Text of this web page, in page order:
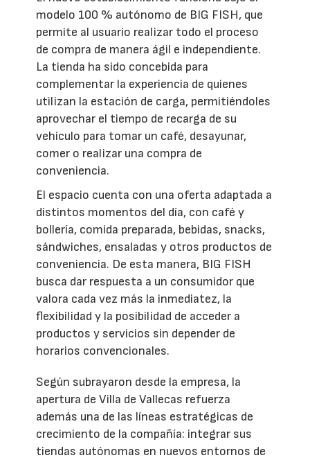
modelo 100 % autónomo de BIG FISH, que
permite al usuario realizar todo el proceso
de compra de manera ágil e independiente.
La tienda ha sido concebida para
complementar la experiencia de quienes
utilizan la estación de carga, permitiéndoles
aprovechar el tiempo de recarga de su
vehículo para tomar un café, desayunar,
comer o realizar una compra de
conveniencia.
El espacio cuenta con una oferta adaptada a
distintos momentos del día, con café y
bollería, comida preparada, bebidas, snacks,
sándwiches, ensaladas y otros productos de
conveniencia. De esta manera, BIG FISH
busca dar respuesta a un consumidor que
valora cada vez más la inmediatez, la
flexibilidad y la posibilidad de acceder a
productos y servicios sin depender de
horarios convencionales.
Según subrayaron desde la empresa, la
apertura de Villa de Vallecas refuerza
además una de las líneas estratégicas de
crecimiento de la compañía: integrar sus
tiendas autónomas en nuevos entornos de